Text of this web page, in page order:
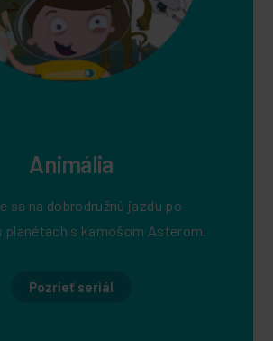
Animália
sa na dobrodružnú jazdu po
planétach s kamošom Asterom.
Pozrieť seriál